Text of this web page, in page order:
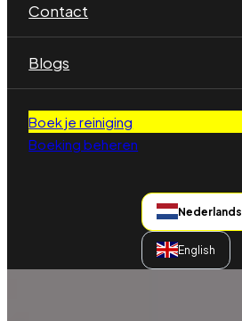
Contact
Blogs
Boek je reiniging
Boeking beheren
Nederlands
English